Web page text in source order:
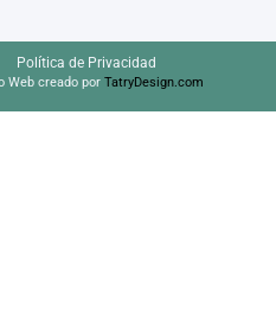
Política de Privacidad
Web creado por TatryDesign.com